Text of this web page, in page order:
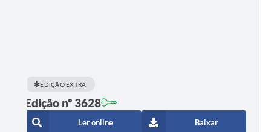
EDIÇÃO EXTRA
Edição nº 3628
Ler online Baixar